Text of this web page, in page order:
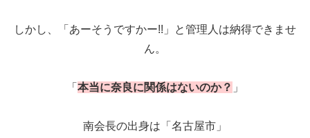
しかし、「あーそうですかー!!」と管理人は納得できませ
ん。
「 本当に奈良に関係はないのか？ 」
南会長の出身は「名古屋市」